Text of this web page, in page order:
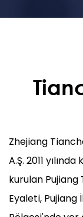
Zhejiang
A.Ş. 2011
kurulan Pujiang
Eyaleti, Pujiang